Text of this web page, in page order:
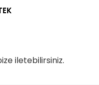
iletebilirsiniz.